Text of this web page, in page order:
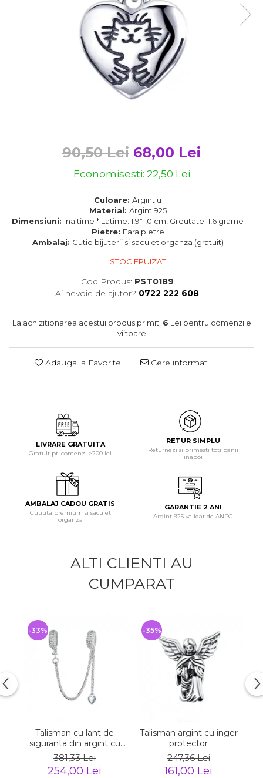
Bijuterii argint placat cu aur
Bijuterii argint cu diverse
Bijuterii argint cu murano
Bijuterii gotice si rock
Bijuterii Handmade
Casete si cutii de bijuterii
Solutii si lavete de curatare
90,50 Lei 68,00 Lei
Economisesti: 22,50 Lei
Culoare: Argintiu
Material: Argint 925
Dimensiuni: Inaltime * Latime: 1,9*1,0 cm, Greutate: 1,6 grame
Pietre: Fara pietre
Ambalaj: Cutie bijuterii si saculet organza (gratuit)
STOC EPUIZAT
Cod Produs: PST0189
Ai nevoie de ajutor? 0722 222 608
La achizitionarea acestui produs primiti 6 Lei pentru comenzile
viitoare
Adauga la Favorite Cere informatii
LIVRARE GRATUITA
Gratuit pt. comenzi >200 lei
RETUR SIMPLU
Returnezi si primesti toti banii
inapoi
AMBALAJ CADOU GRATIS
Cutiuta premium si saculet
organza
GARANTIE 2 ANI
Argint 925 validat de ANPC
ALTI CLIENTI AU
CUMPARAT
Talisman cu lant de
siguranta din argint cu
inimioara placat cu rodiu
381,33 Lei
254,00 Lei
-33%
Talisman argint cu inger
protector
247,36 Lei
161,00 Lei
-35%